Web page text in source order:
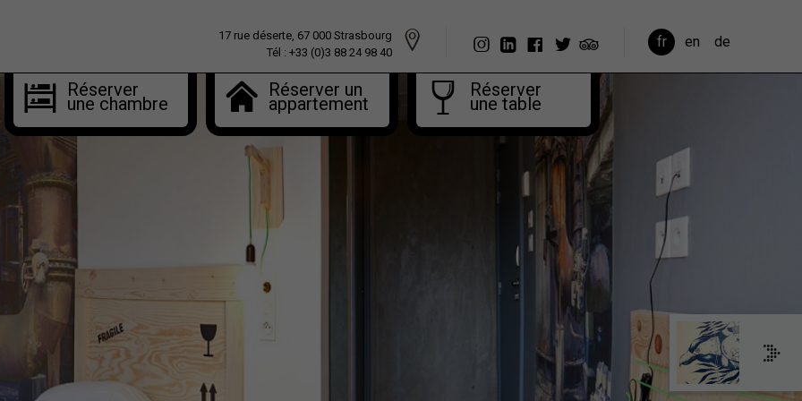
17 rue déserte, 67 000 Strasbourg
Tél : +33 (0)3 88 24 98 40
fr en de
Réserver
une chambre
Réserver un
appartement
Réserver
une table